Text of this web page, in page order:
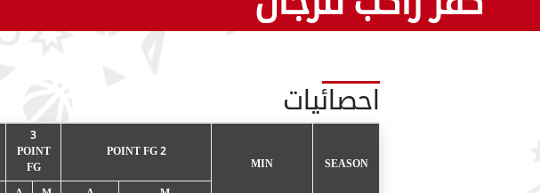
احصائيات
SEASON
MIN
2 POINT FG
3
POINT
FG